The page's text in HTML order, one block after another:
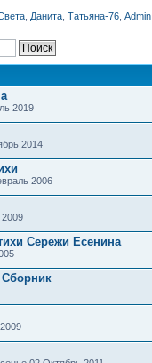
Данита Татьяна-76 Admin
2019
2014
2006
Сережи Есенина
Сборник